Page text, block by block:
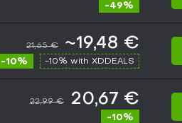
-49%
21,65 € ~19,48 €
-10% -10% with XDDEALS
22,99 € 20,67 €
-10%